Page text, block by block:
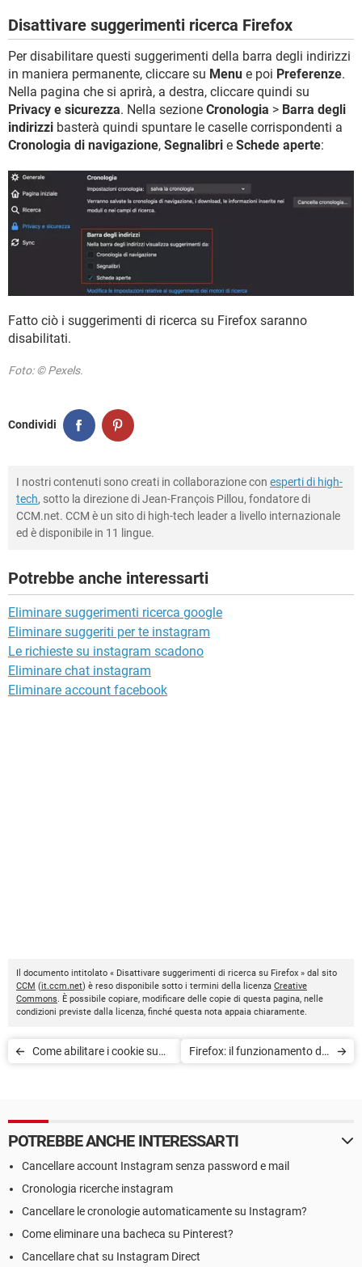
Disattivare suggerimenti ricerca Firefox
Per disabilitare questi suggerimenti della barra degli indirizzi
in maniera permanente, cliccare su Menu e poi Preferenze.
Nella pagina che si aprirà, a destra, cliccare quindi su
Privacy e sicurezza. Nella sezione Cronologia > Barra degli
indirizzi basterà quindi spuntare le caselle corrispondenti a
Cronologia di navigazione, Segnalibri e Schede aperte:
Fatto ciò i suggerimenti di ricerca su Firefox saranno
disabilitati.
Foto: © Pexels.
Condividi
I nostri contenuti sono creati in collaborazione con esperti di high-
tech, sotto la direzione di Jean-François Pillou, fondatore di
CCM.net. CCM è un sito di high-tech leader a livello internazionale
ed è disponibile in 11 lingue.
Potrebbe anche interessarti
Eliminare suggerimenti ricerca google
Eliminare suggeriti per te instagram
Le richieste su instagram scadono
Eliminare chat instagram
Eliminare account facebook
Il documento intitolato « Disattivare suggerimenti di ricerca su Firefox » dal sito
CCM (it.ccm.net) è reso disponibile sotto i termini della licenza Creative
Commons. È possibile copiare, modificare delle copie di questa pagina, nelle
condizioni previste dalla licenza, finché questa nota appaia chiaramente.
Come abilitare i cookie su
Firefox: il funzionamento del
POTREBBE ANCHE INTERESSARTI
Cancellare account Instagram senza password e mail
Cronologia ricerche instagram
Cancellare le cronologie automaticamente su Instagram?
Come eliminare una bacheca su Pinterest?
Cancellare chat su Instagram Direct